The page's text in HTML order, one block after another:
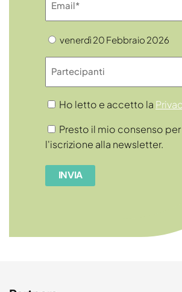
Datevenerdì 20 Febbraio 2026
Consenso
Ho letto e accetto la
Consenso
Presto il mio consenso per
l'iscrizione alla newsletter.